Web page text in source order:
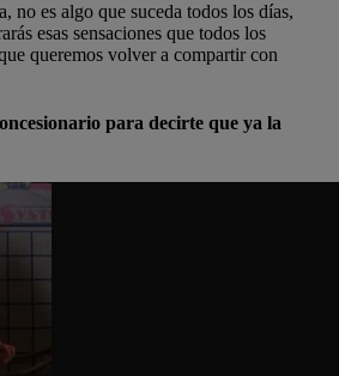
no es algo que suceda todos los días,
esas sensaciones que todos los
queremos volver a compartir con
para decirte que ya la